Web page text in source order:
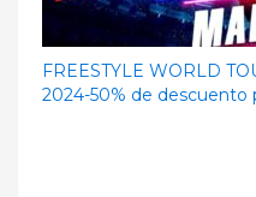
FREESTYLE WORLD
2024-50% de descuento